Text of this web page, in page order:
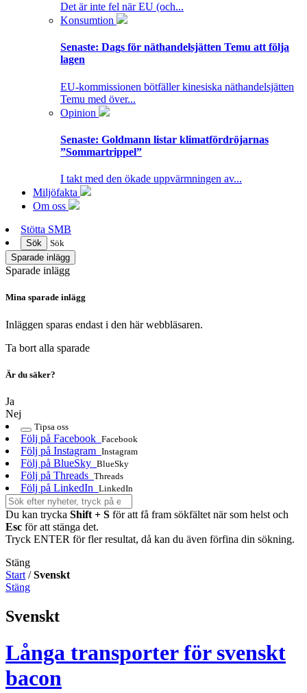
Det är inte fel när EU (och...
Konsumtion
Senaste: Dags för näthandelsjätten Temu att följa
lagen
EU-kommissionen bötfäller kinesiska näthandelsjätten
Temu med över...
Opinion
Senaste: Goldmann listar klimatfördröjarnas
”Sommartrippel”
I takt med den ökade uppvärmningen av...
Miljöfakta
Om oss
Stötta SMB
Sök
Sök
Sparade inlägg
Sparade inlägg
Mina sparade inlägg
Inläggen sparas endast i den här webbläsaren.
Ta bort alla sparade
Är du säker?
Ja
Nej
Tipsa oss
Följ på Facebook Facebook
Följ på Instagram Instagram
Följ på BlueSky BlueSky
Följ på Threads Threads
Följ på LinkedIn LinkedIn
Du kan trycka Shift + S för att få fram sökfältet när som helst och
Esc för att stänga det.
Tryck ENTER för fler resultat, då kan du även förfina din sökning.
Stäng
Start /Svenskt
Stäng
Svenskt
Långa transporter för svenskt
bacon